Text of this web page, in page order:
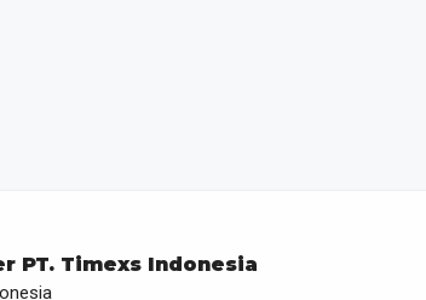
PT. Timexs Indonesia